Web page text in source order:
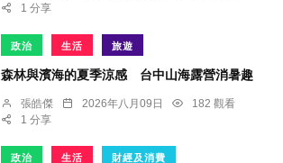
1 分享
政治 生活 旅遊
森林與濱海的夏季涼感 台中山海露營消暑趣
張皓傑 2026年八月09日
182 觀看
1 分享
政治 生活 財經及消費